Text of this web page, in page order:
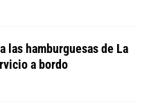
las hamburguesas de La
a bordo